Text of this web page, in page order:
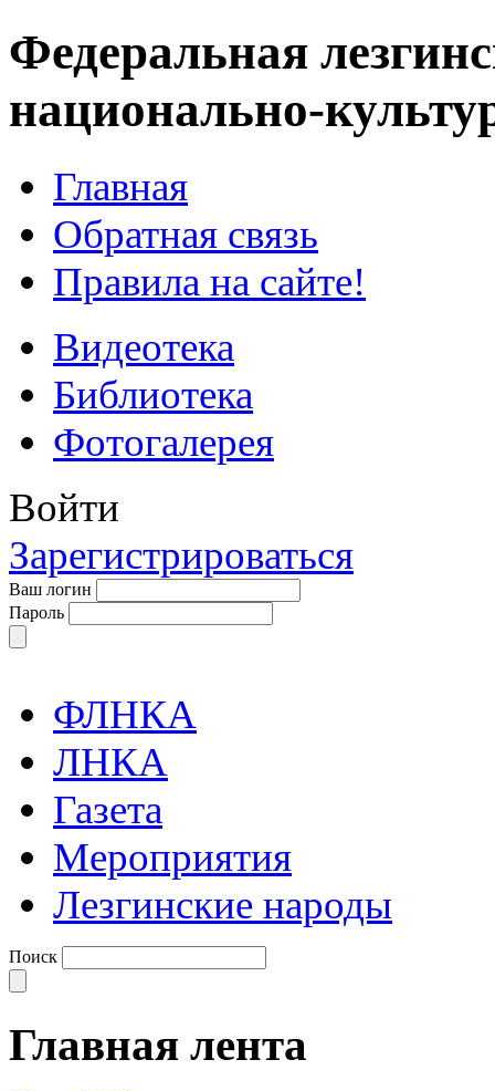
Федеральная
национально-
Главная
Обратная связь
Правила на сайте!
Видеотека
Библиотека
Фотогалерея
Войти
Зарегистрироваться
Ваш логин
Пароль
ФЛНКА
ЛНКА
Газета
Мероприятия
Лезгинские народы
Поиск
Главная лента